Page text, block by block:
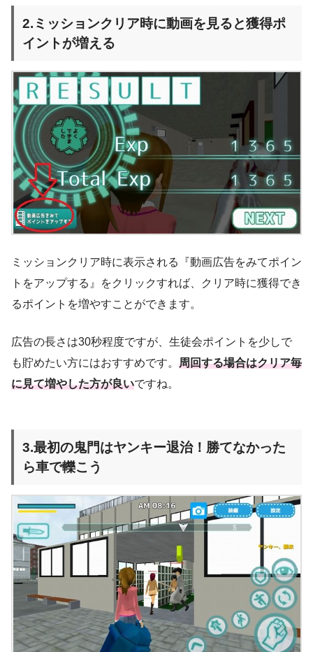
2.ミッションクリア時に動画を見ると獲得ポ
イントが増える
ミッションクリア時に表示される『動画広告をみてポイン
トをアップする』をクリックすれば、クリア時に獲得でき
るポイントを増やすことができます。
広告の長さは30秒程度ですが、生徒会ポイントを少しで
も貯めたい方にはおすすめです。 周回する場合はクリア毎
に見て増やした方が良いですね。
3.最初の鬼門はヤンキー退治！勝てなかった
ら車で轢こう